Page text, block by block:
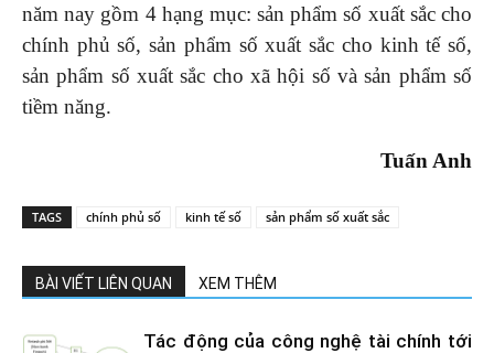
năm nay gồm 4 hạng mục: sản phẩm số xuất sắc cho
chính phủ số, sản phẩm số xuất sắc cho kinh tế số,
sản phẩm số xuất sắc cho xã hội số và sản phẩm số
tiềm năng.
Tuấn Anh
TAGS chính phủ số kinh tế số sản phẩm số xuất sắc
BÀI VIẾT LIÊN QUAN XEM THÊM
Tác động của công nghệ tài chính tới